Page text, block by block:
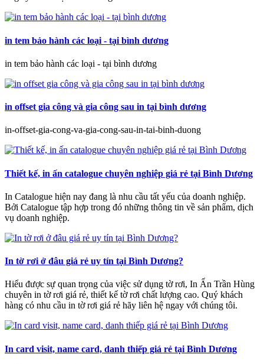
in tem bảo hành các loại - tại bình dương
in tem bảo hành các loại - tại bình dương
in offset gia công và gia công sau in tại bình dương
in-offset-gia-cong-va-gia-cong-sau-in-tai-binh-duong
Thiết kế, in ấn catalogue chuyên nghiệp giá rẻ tại Bình Dương
In Catalogue hiện nay đang là nhu cầu tất yếu của doanh nghiệp.
Bởi Catalogue tập hợp trong đó những thông tin về sản phẩm, dịch
vụ doanh nghiệp.
In tờ rơi ở đâu giá rẻ uy tín tại Bình Dương?
Hiểu được sự quan trọng của việc sử dụng tờ rơi, In Ấn Trần Hùng
chuyên in tờ rơi giá rẻ, thiết kế tờ rơi chất lượng cao. Quý khách
hàng có nhu cầu in tờ rơi giá rẻ hãy liên hệ ngay với chúng tôi.
In card visit, name card, danh thiếp giá rẻ tại Bình Dương